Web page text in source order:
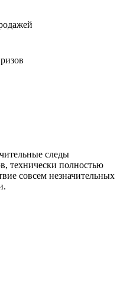
следы
технически полностью
совсем незначительных